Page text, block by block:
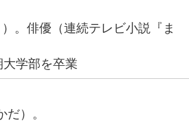
。俳優（連続テレビ小説『ま
大学部を卒業
）。